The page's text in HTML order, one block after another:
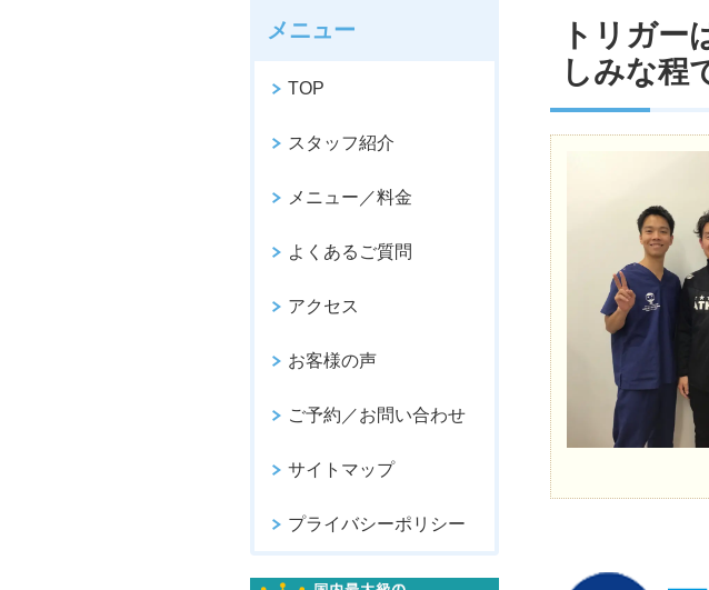
トリガー
しみな程
メニュー
TOP
スタッフ紹介
メニュー／料金
よくあるご質問
アクセス
お客様の声
ご予約／お問い合わせ
サイトマップ
プライバシーポリシー